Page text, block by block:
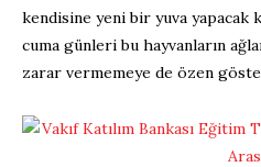
kendisine yeni bir yuva yapacak
cuma günleri bu hayvanların
zarar vermemeye de özen